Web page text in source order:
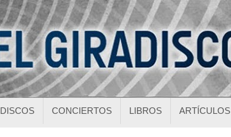
DISCOS CONCIERTOS LIBROS ARTÍCULOS